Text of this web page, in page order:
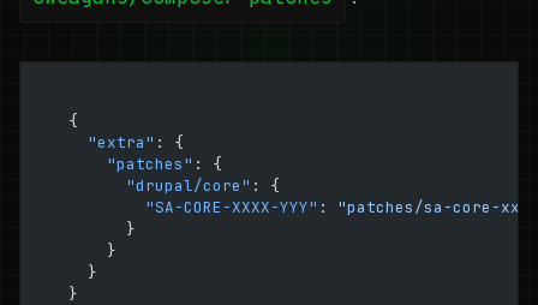
{
  "extra"
: {
    "patches"
: {
      "drupal/core"
: {
        "SA-CORE-XXXX-YYY"
: "patches/sa-core-
      }
    }
  }
}